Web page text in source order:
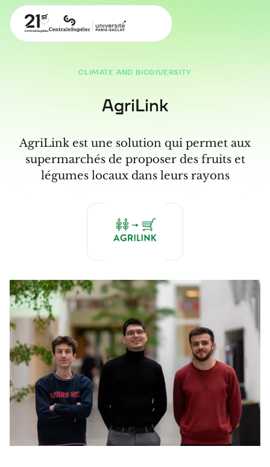
CLIMATE AND BIODIVERSITY
AgriLink
AgriLink est une solution qui permet aux
supermarchés de proposer des fruits et
légumes locaux dans leurs rayons